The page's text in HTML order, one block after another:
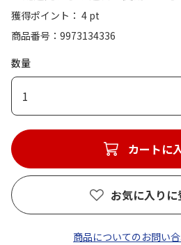
獲得ポイント： 4 pt
商品番号
9973134336
数量
1
カートに
お気に入りに
商品についてのお問い